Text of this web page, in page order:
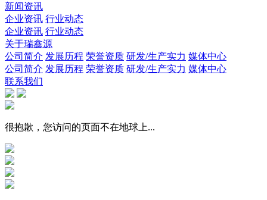
新闻资讯
企业资讯 行业动态
企业资讯 行业动态
关于瑞鑫源
公司简介 发展历程 荣誉资质 研发/生产实力 媒体中心
公司简介 发展历程 荣誉资质 研发/生产实力 媒体中心
联系我们
很抱歉，您访问的页面不在地球上...